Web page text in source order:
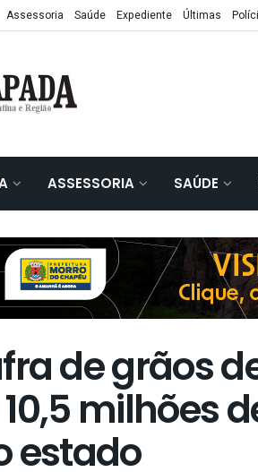
Assessoria Saúde Expediente Últimas
ASSESSORIA SAÚDE
de grãos
milhões
estado